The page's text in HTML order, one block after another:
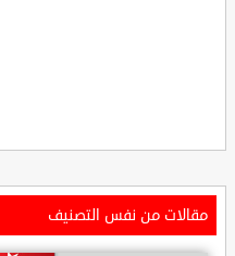
مقالات من نفس التصنيف